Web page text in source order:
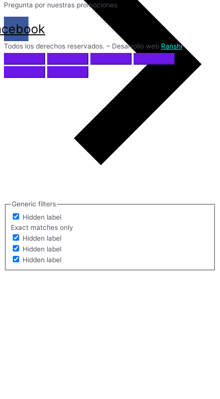
Generic filters
Hidden label
Exact matches only
Hidden label
Hidden label
Hidden label
Pregunta por nuestras promociones
Todos los derechos reservados. – Desarrollo web Ranshi